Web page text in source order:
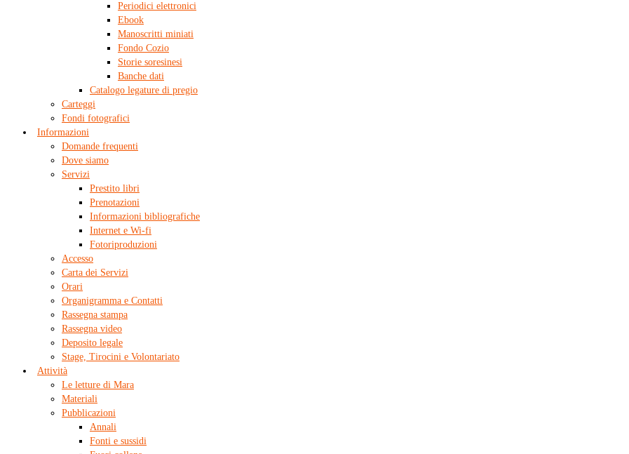
Periodici elettronici
Ebook
Manoscritti miniati
Fondo Cozio
Storie soresinesi
Banche dati
Catalogo legature di pregio
Carteggi
Fondi fotografici
Informazioni
Domande frequenti
Dove siamo
Servizi
Prestito libri
Prenotazioni
Informazioni bibliografiche
Internet e Wi-fi
Fotoriproduzioni
Accesso
Carta dei Servizi
Orari
Organigramma e Contatti
Rassegna stampa
Rassegna video
Deposito legale
Stage, Tirocini e Volontariato
Attività
Le letture di Mara
Materiali
Pubblicazioni
Annali
Fonti e sussidi